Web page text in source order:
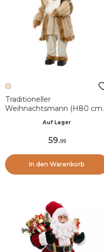
Traditioneller
Weihnachtsmann (H80 cm)
Auf Lager
59.99
In den Warenkorb